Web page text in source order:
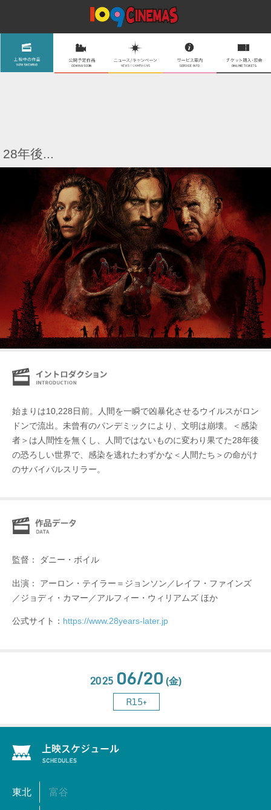
28年後...
始まりは10,228日前。人間を一瞬で凶暴化させるウイルスがロン
ドンで流出。未曾有のパンデミックにより、文明は崩壊。＜感染
者＞は人間性を無くし、人間ではないものに変わり果てた28年後
の恐ろしい世界で、感染を逃れたわずかな＜人間たち＞の命がけ
のサバイバルスリラー。
監督： ダニー・ボイル
出演： アーロン・テイラー＝ジョンソン／レイフ・ファインズ
／ジョディ・カマー／アルフィー・ウィリアムズ ほか
公式サイト： https://www.28years-later.jp
2025 06/20 (金)
R15+
東北 富谷